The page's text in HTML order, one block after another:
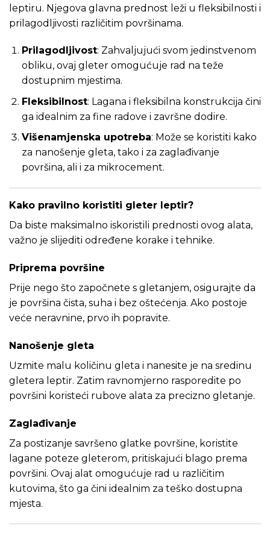
leptiru. Njegova glavna prednost leži u fleksibilnosti i
prilagodljivosti različitim površinama.
Prilagodljivost: Zahvaljujući svom jedinstvenom
obliku, ovaj gleter omogućuje rad na teže
dostupnim mjestima.
Fleksibilnost: Lagana i fleksibilna konstrukcija čini
ga idealnim za fine radove i završne dodire.
Višenamjenska upotreba: Može se koristiti kako
za nanošenje gleta, tako i za zaglađivanje
površina, ali i za mikrocement.
Kako pravilno koristiti gleter leptir?
Da biste maksimalno iskoristili prednosti ovog alata,
važno je slijediti određene korake i tehnike.
Priprema površine
Prije nego što započnete s gletanjem, osigurajte da
je površina čista, suha i bez oštećenja. Ako postoje
veće neravnine, prvo ih popravite.
Nanošenje gleta
Uzmite malu količinu gleta i nanesite je na sredinu
gletera leptir. Zatim ravnomjerno rasporedite po
površini koristeći rubove alata za precizno gletanje.
Zaglađivanje
Za postizanje savršeno glatke površine, koristite
lagane poteze gleterom, pritiskajući blago prema
površini. Ovaj alat omogućuje rad u različitim
kutovima, što ga čini idealnim za teško dostupna
mjesta.